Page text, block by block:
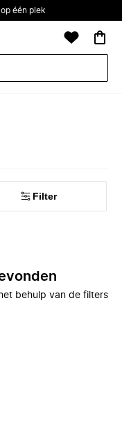
één plek
Filter
behulp van de filters